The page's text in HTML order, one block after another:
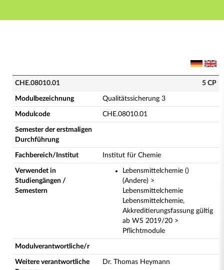
Hauptnavigation
CHE.08010.01 - Qualitätssicherung 3 (Vollständige
CHE.08010.01 5 CP
Modulbezeichnung Qualitätssicherung 3
Modulcode CHE.08010.01
Semester der erstmaligen
Durchführung
Fachbereich/Institut Institut für Chemie
Verwendet in
Studiengängen /
Semestern
Lebensmittelchemie ()
(Andere) >
Lebensmittelchemie
Lebensmittelchemie,
Akkreditierungsfassung gültig
ab WS 2019/20 >
Pflichtmodule
Modulverantwortliche/r
Weitere verantwortliche
Dr. Thomas Heymann